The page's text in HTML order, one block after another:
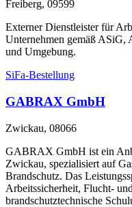
Freiberg, 09599
Externer Dienstleister für
Unternehmen gemäß
und Umgebung.
SiFa-Bestellung
GABRAX GmbH
Zwickau, 08066
GABRAX GmbH ist ein
Zwickau, spezialisiert auf
Brandschutz. Das
Arbeitssicherheit, Flucht-
brandschutztechnische